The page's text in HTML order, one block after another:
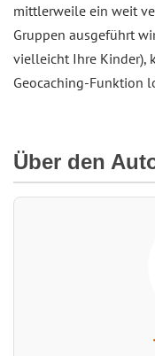
mittlerweile ein weit
Gruppen ausgeführt
vielleicht Ihre Kinder),
Geocaching-Funktion
Über den